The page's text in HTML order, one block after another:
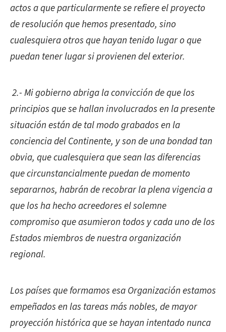
actos a que particularmente se refiere el proyecto
de resolución que hemos presentado, sino
cualesquiera otros que hayan tenido lugar o que
puedan tener lugar si provienen del exterior.
2.- Mi gobierno abriga la convicción de que los
principios que se hallan involucrados en la presente
situación están de tal modo grabados en la
conciencia del Continente, y son de una bondad tan
obvia, que cualesquiera que sean las diferencias
que circunstancialmente puedan de momento
separarnos, habrán de recobrar la plena vigencia a
que los ha hecho acreedores el solemne
compromiso que asumieron todos y cada uno de los
Estados miembros de nuestra organización
regional.
Los países que formamos esa Organización estamos
empeñados en las tareas más nobles, de mayor
proyección histórica que se hayan intentado nunca